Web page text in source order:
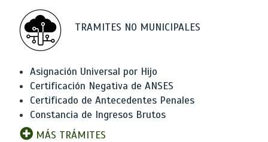
TRAMITES NO MUNICIPALES
Asignación Universal por Hijo
Certificación Negativa de ANSES
Certificado de Antecedentes Penales
Constancia de Ingresos Brutos
MÁS TRÁMITES